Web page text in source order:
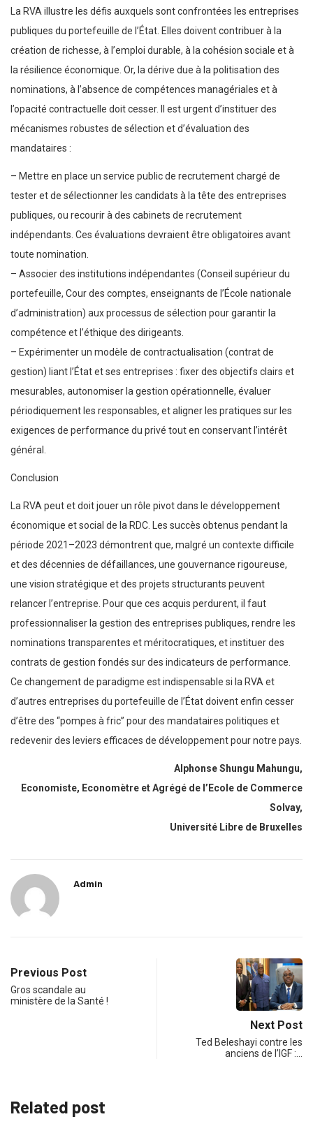
La RVA illustre les défis auxquels sont confrontées les entreprises
publiques du portefeuille de l’État. Elles doivent contribuer à la
création de richesse, à l’emploi durable, à la cohésion sociale et à
la résilience économique. Or, la dérive due à la politisation des
nominations, à l’absence de compétences managériales et à
l’opacité contractuelle doit cesser. Il est urgent d’instituer des
mécanismes robustes de sélection et d’évaluation des
mandataires :
– Mettre en place un service public de recrutement chargé de
tester et de sélectionner les candidats à la tête des entreprises
publiques, ou recourir à des cabinets de recrutement
indépendants. Ces évaluations devraient être obligatoires avant
toute nomination.
– Associer des institutions indépendantes (Conseil supérieur du
portefeuille, Cour des comptes, enseignants de l’École nationale
d’administration) aux processus de sélection pour garantir la
compétence et l’éthique des dirigeants.
– Expérimenter un modèle de contractualisation (contrat de
gestion) liant l’État et ses entreprises : fixer des objectifs clairs et
mesurables, autonomiser la gestion opérationnelle, évaluer
périodiquement les responsables, et aligner les pratiques sur les
exigences de performance du privé tout en conservant l’intérêt
général.
Conclusion
La RVA peut et doit jouer un rôle pivot dans le développement
économique et social de la RDC. Les succès obtenus pendant la
période 2021–2023 démontrent que, malgré un contexte difficile
et des décennies de défaillances, une gouvernance rigoureuse,
une vision stratégique et des projets structurants peuvent
relancer l’entreprise. Pour que ces acquis perdurent, il faut
professionnaliser la gestion des entreprises publiques, rendre les
nominations transparentes et méritocratiques, et instituer des
contrats de gestion fondés sur des indicateurs de performance.
Ce changement de paradigme est indispensable si la RVA et
d’autres entreprises du portefeuille de l’État doivent enfin cesser
d’être des “pompes à fric” pour des mandataires politiques et
redevenir des leviers efficaces de développement pour notre pays.
Alphonse Shungu Mahungu,
Economiste, Economètre et Agrégé de l’Ecole de Commerce
Solvay,
Université Libre de Bruxelles
Admin
Previous Post
Gros scandale au
ministère de la Santé !
Next Post
Ted Beleshayi contre les
anciens de l’IGF :…
Related post